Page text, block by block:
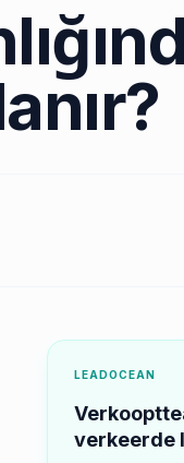
LEADOCEAN
verkeerde